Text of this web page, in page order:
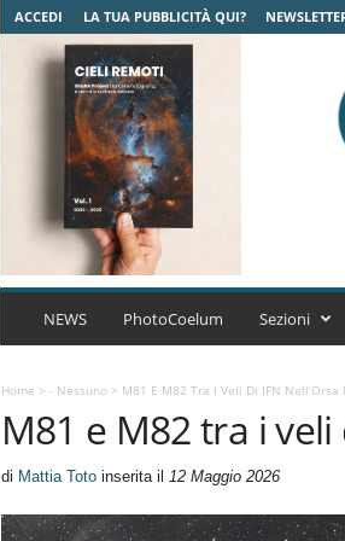
ACCEDI LA TUA PUBBLICITÀ QUI?
C
u
A
r
NEWS PhotoCoelum Sezioni
Home > - Nessuno> M81 E M82 Tra I Veli Di IFN Nell’Orsa
M81 e M82 tra i
di Mattia Totoinserita il 12 Maggio 2026